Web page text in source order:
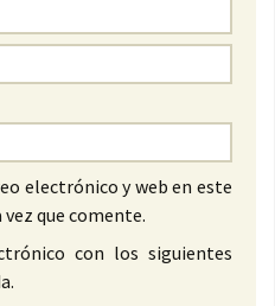
electrónico y web en este
que comente.
con los siguientes